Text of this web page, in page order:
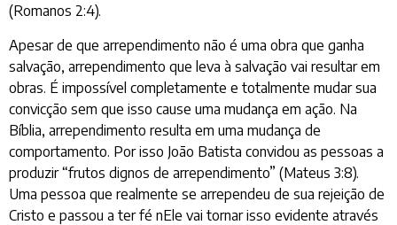
(Romanos 2:4).
Apesar de que arrependimento não é uma obra que ganha
salvação, arrependimento que leva à salvação vai resultar em
obras. É impossível completamente e totalmente mudar sua
convicção sem que isso cause uma mudança em ação. Na
Bíblia, arrependimento resulta em uma mudança de
comportamento. Por isso João Batista convidou as pessoas a
produzir “frutos dignos de arrependimento” (Mateus 3:8).
Uma pessoa que realmente se arrependeu de sua rejeição de
Cristo e passou a ter fé nEle vai tornar isso evidente através